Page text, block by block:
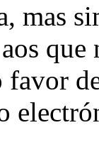
mas
favor